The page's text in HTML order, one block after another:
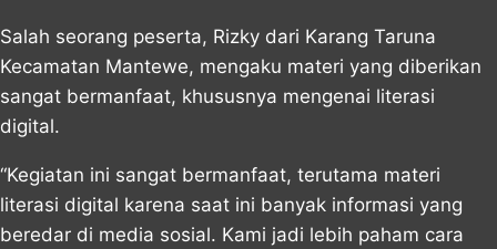
Salah seorang peserta, Rizky dari Karang Taruna
Kecamatan Mantewe, mengaku materi yang diberikan
sangat bermanfaat, khususnya mengenai literasi
digital.
“Kegiatan ini sangat bermanfaat, terutama materi
literasi digital karena saat ini banyak informasi yang
beredar di media sosial. Kami jadi lebih paham cara